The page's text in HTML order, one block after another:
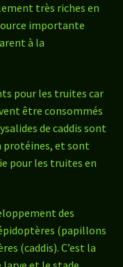
très riches en
importante
à la
pour les truites car
être consommés
de caddis sont
protéines, et sont
pour les truites en
des
(papillons
(caddis). C’est la